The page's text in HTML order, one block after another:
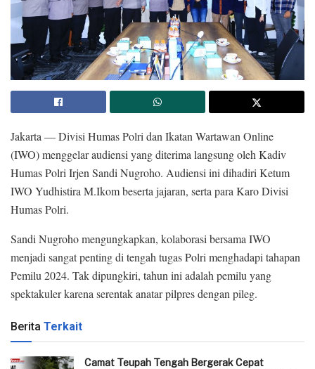
Jakarta — Divisi Humas Polri dan Ikatan Wartawan Online
(IWO) menggelar audiensi yang diterima langsung oleh Kadiv
Humas Polri Irjen Sandi Nugroho. Audiensi ini dihadiri Ketum
IWO Yudhistira M.Ikom beserta jajaran, serta para Karo Divisi
Humas Polri.
Sandi Nugroho mengungkapkan, kolaborasi bersama IWO
menjadi sangat penting di tengah tugas Polri menghadapi tahapan
Pemilu 2024. Tak dipungkiri, tahun ini adalah pemilu yang
spektakuler karena serentak anatar pilpres dengan pileg.
Berita Terkait
Camat Teupah Tengah Bergerak Cepat